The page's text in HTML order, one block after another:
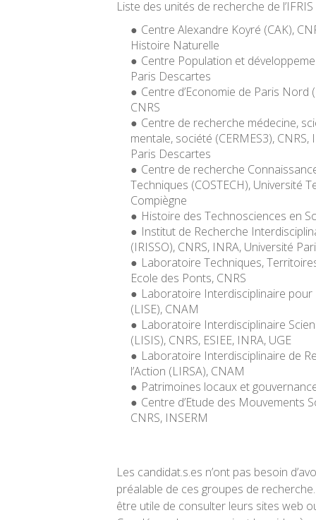
Liste des unités de recherche de l’IFRIS
Centre Alexandre Koyré (CAK),
Histoire Naturelle
Centre Population et
Paris Descartes
Centre d’Economie de Paris Nord
CNRS
Centre de recherche médecine,
mentale, société (CERMES3), CNRS,
Paris Descartes
Centre de recherche
Techniques (COSTECH), Université
Compiègne
Histoire des Technosciences en
Institut de Recherche
(IRISSO), CNRS, INRA, Université
Laboratoire Techniques,
Ecole des Ponts, CNRS
Laboratoire Interdisciplinaire
(LISE), CNAM
Laboratoire Interdisciplinaire
(LISIS), CNRS, ESIEE, INRA, UGE
Laboratoire Interdisciplinaire de
l’Action (LIRSA), CNAM
Patrimoines locaux et
Centre d’Etude des Mouvements
CNRS, INSERM
Les candidat.s.es n’ont pas besoin
préalable de ces groupes de
être utile de consulter leurs sites web